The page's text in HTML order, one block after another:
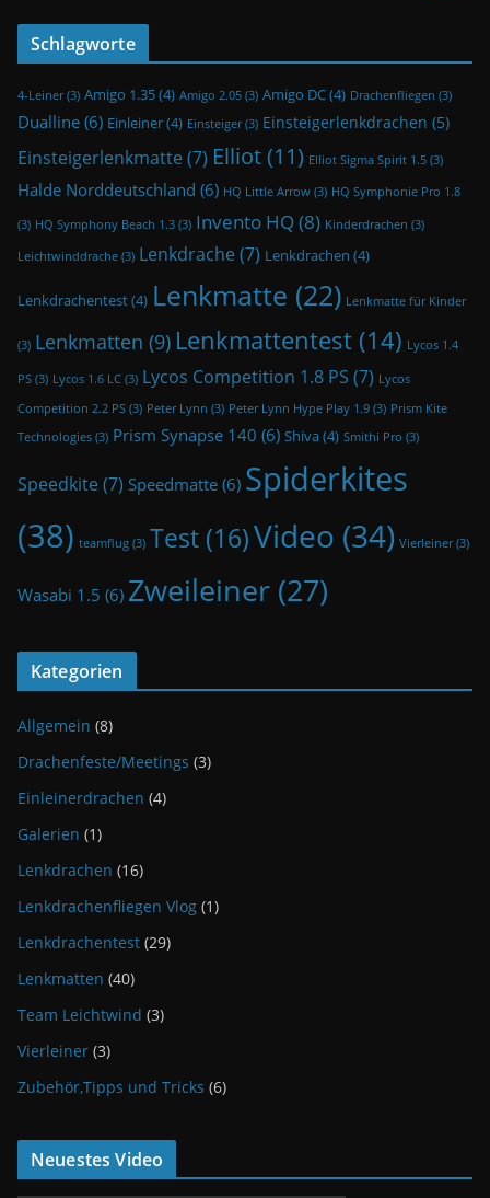
Schlagworte
4-Leiner(3) Amigo 1.35(4) Amigo 2.05 (3) Amigo DC(4) Drachenfliegen (3)
Dualline(6) Einleiner(4) Einsteiger(3) Einsteigerlenkdrachen (5)
Einsteigerlenkmatte (7) Elliot(11) Elliot Sigma Spirit 1.5 (3)
Halde Norddeutschland (6) HQ Little Arrow (3) HQ Symphonie Pro 1.8
(3) HQ Symphony Beach 1.3 (3) Invento HQ(8) Kinderdrachen (3)
Leichtwinddrache (3) Lenkdrache (7) Lenkdrachen (4)
Lenkdrachentest(4) Lenkmatte (22) Lenkmatte für Kinder
(3) Lenkmatten (9) Lenkmattentest (14) Lycos 1.4
PS (3) Lycos 1.6 LC (3) Lycos Competition 1.8 PS (7) Lycos
Competition 2.2 PS (3) Peter Lynn (3) Peter Lynn Hype Play 1.9 (3) Prism Kite
Technologies (3) Prism Synapse 140 (6) Shiva(4) Smithi Pro (3)
Speedkite (7) Speedmatte(6) Spiderkites
(38) teamflug (3) Test (16)Video (34) Vierleiner(3)
Wasabi 1.5 (6) Zweileiner (27)
Kategorien
Allgemein (8)
Drachenfeste/Meetings (3)
Einleinerdrachen (4)
Galerien (1)
Lenkdrachen (16)
Lenkdrachenfliegen Vlog (1)
Lenkdrachentest (29)
Lenkmatten (40)
Team Leichtwind (3)
Vierleiner (3)
Zubehör,Tipps und Tricks (6)
Neuestes Video